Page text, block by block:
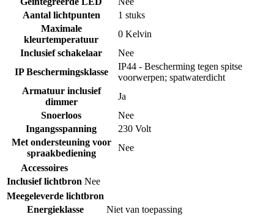
Aantal lichtpunten
1 stuks
Maximale
kleurtemperatuur
0 Kelvin
Inclusief schakelaar
Nee
IP Beschermingsklasse
IP44 - Bescherming tegen spitse
voorwerpen; spatwaterdicht
Armatuur inclusief
dimmer
Ja
Snoerloos
Nee
Ingangsspanning
230 Volt
Met ondersteuning voor
spraakbediening
Nee
Accessoires
Inclusief lichtbron Nee
Meegeleverde lichtbron
Energieklasse
Niet van toepassing